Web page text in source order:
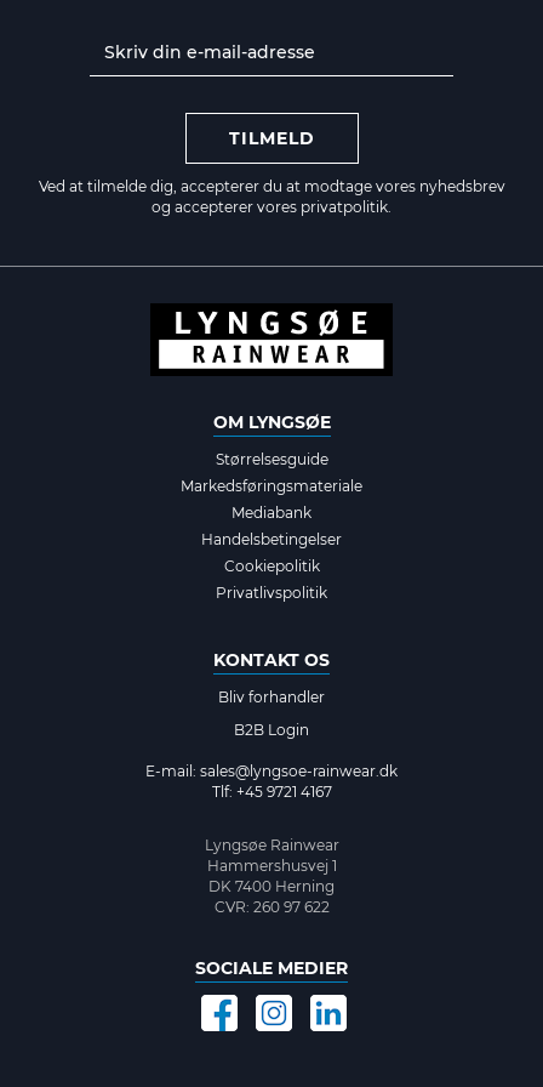
TILMELD
Ved at tilmelde dig, accepterer du at modtage vores nyhedsbrev
og accepterer vores privatpolitik.
OM LYNGSØE
Størrelsesguide
Markedsføringsmateriale
Mediabank
Handelsbetingelser
Cookiepolitik
Privatlivspolitik
KONTAKT OS
Bliv forhandler
B2B Login
E-mail: sales@lyngsoe-rainwear.dk
Tlf: +45 9721 4167
Lyngsøe Rainwear
Hammershusvej 1
DK 7400 Herning
CVR: 260 97 622
SOCIALE MEDIER